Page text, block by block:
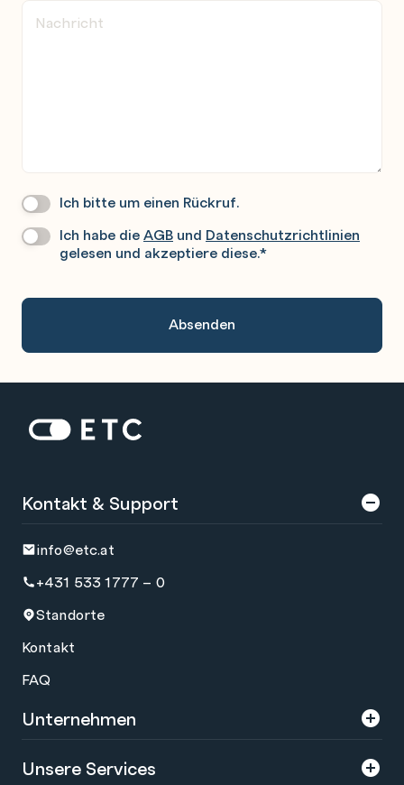
Wir
Sie
Ich bitte um einen Rückruf.
Datenschutz*
Ich habe dieAGB und Datenschutzrichtlinien
gelesen und akzeptiere diese.*
Startseite: ETC
Kontakt & Support
info@etc.at
+431 533 1777 – 0
Standorte
Kontakt
FAQ
Unternehmen
Über uns
Unsere Services